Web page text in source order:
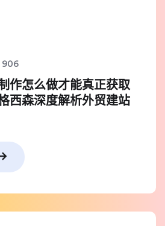
906
作怎么做才能真正获取
西森深度解析外贸建站